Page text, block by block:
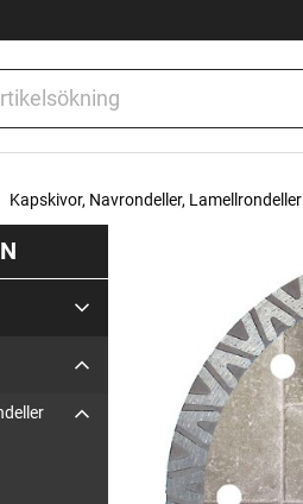
Kapskivor, Navrondeller, Lamellrondeller